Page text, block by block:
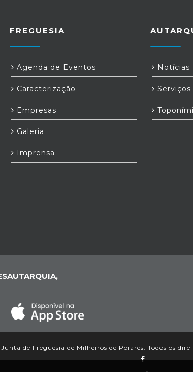
FREGUESIA
Agenda de Eventos
Caracterização
Empresas
Galeria
Imprensa
Notícias
Serviços
de Freguesia de Milheirós de Poiares. Todos os